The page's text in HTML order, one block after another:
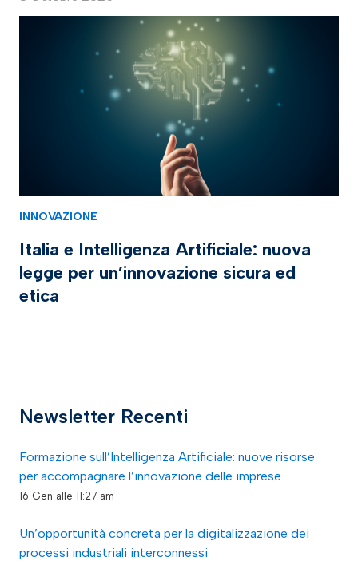
INNOVAZIONE
Italia e Intelligenza Artificiale: nuova
legge per un’innovazione sicura ed
etica
Newsletter Recenti
Formazione sull’Intelligenza Artificiale: nuove risorse
per accompagnare l’innovazione delle imprese
16 Gen alle 11:27 am
Un’opportunità concreta per la digitalizzazione dei
processi industriali interconnessi